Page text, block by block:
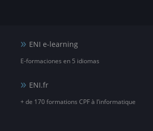
ENI e-learning
E-formaciones en 5 idiomas
ENI.fr
+ de 170 formations CPF à l’informatique